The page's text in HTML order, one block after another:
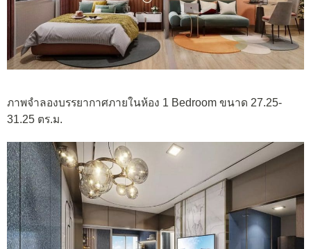
ภาพจำลองบรรยากาศภายในห้อง 1 Bedroom ขนาด 27.25-
31.25 ตร.ม.